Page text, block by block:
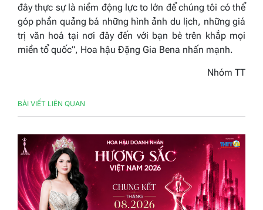
đây thực sự là niềm động lực to lớn để chúng tôi có thể
góp phần quảng bá những hình ảnh du lịch, những giá
trị văn hoá tại nơi đây đến với bạn bè trên khắp mọi
miền tổ quốc”, Hoa hậu Đặng Gia Bena nhấn mạnh.
Nhóm TT
BÀI VIẾT LIÊN QUAN